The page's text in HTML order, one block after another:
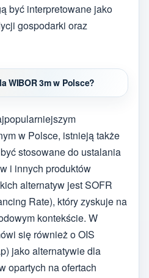
być interpretowane jako
gospodarki oraz
WIBOR 3m w Polsce?
w Polsce, istnieją także
stosowane do ustalania
i innych produktów
alternatyw jest SOFR
Rate), który zyskuje na
kontekście. W
się również o OIS
jako alternatywie dla
opartych na ofertach